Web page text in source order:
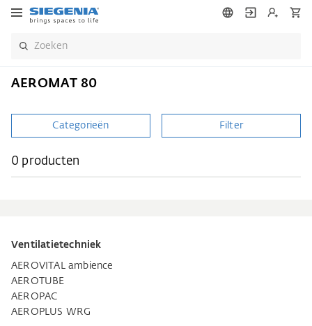
AEROMAT 80
Categorieën Filter
0 producten
Ventilatietechniek
AEROVITAL ambience
AEROTUBE
AEROPAC
AEROPLUS WRG